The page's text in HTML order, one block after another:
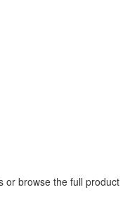
or browse the full product